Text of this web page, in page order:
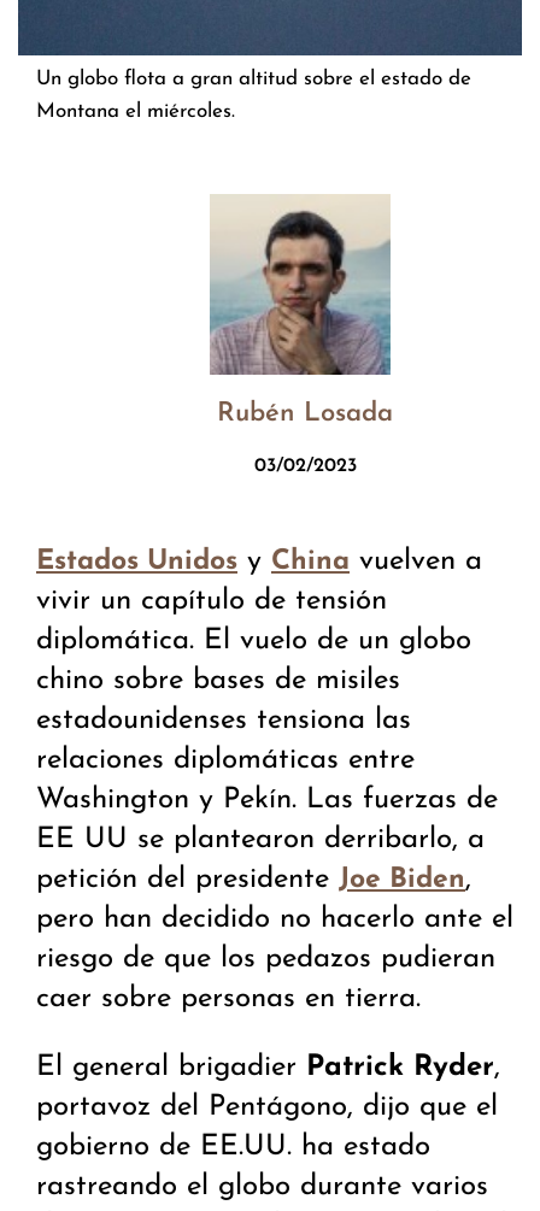
Un globo flota a gran altitud sobre el estado de
Montana el miércoles.
Rubén Losada
03/02/2023
Estados Unidos y China vuelven a
vivir un capítulo de tensión
diplomática. El vuelo de un globo
chino sobre bases de misiles
estadounidenses tensiona las
relaciones diplomáticas entre
Washington y Pekín. Las fuerzas de
EE UU se plantearon derribarlo, a
petición del presidente Joe Biden,
pero han decidido no hacerlo ante el
riesgo de que los pedazos pudieran
caer sobre personas en tierra.
El general brigadier Patrick Ryder,
portavoz del Pentágono, dijo que el
gobierno de EE.UU. ha estado
rastreando el globo durante varios